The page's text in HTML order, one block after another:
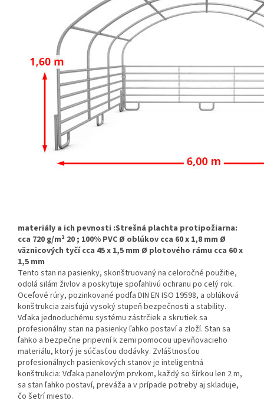
materiály a ich pevnosti :Strešná plachta protipožiarna:
cca 720 g/m² 20 ; 100% PVC Ø oblúkov cca 60 x 1,8 mm Ø
väznicových tyčí cca 45 x 1,5 mm Ø plotového rámu cca 60 x
1,5 mm
Tento stan na pasienky, skonštruovaný na celoročné použitie,
odolá silám živlov a poskytuje spoľahlivú ochranu po celý rok.
Oceľové rúry, pozinkované podľa DIN EN ISO 19598, a oblúková
konštrukcia zaisťujú vysoký stupeň bezpečnosti a stability.
Vďaka jednoduchému systému zástrčiek a skrutiek sa
profesionálny stan na pasienky ľahko postaví a zloží. Stan sa
ľahko a bezpečne pripevní k zemi pomocou upevňovacieho
materiálu, ktorý je súčasťou dodávky. Zvláštnosťou
profesionálnych pasienkových stanov je inteligentná
konštrukcia: Vďaka panelovým prvkom, každý so šírkou len 2 m,
sa stan ľahko postaví, preváža a v prípade potreby aj skladuje,
čo šetrí miesto.